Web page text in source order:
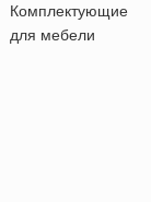
Комплектующие
для мебели